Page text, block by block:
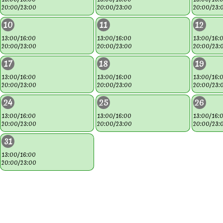
20:00/23:00
20:00/23:00
20:00/
10
13:00/16:00
20:00/23:00
11
13:00/16:00
20:00/23:00
12
13:00/
20:00/
17
13:00/16:00
20:00/23:00
18
13:00/16:00
20:00/23:00
19
13:00/
20:00/
24
13:00/16:00
20:00/23:00
25
13:00/16:00
20:00/23:00
26
13:00/
20:00/
31
13:00/16:00
20:00/23:00